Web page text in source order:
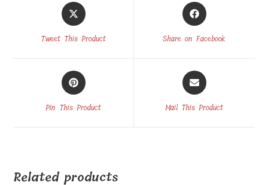
Opens
in
a
new
Tweet This Product
Opens
in
new
Share on Facebook
Opens
in
a
new
Pin This Product
Opens
in
a
new
Mail This Product
Related products